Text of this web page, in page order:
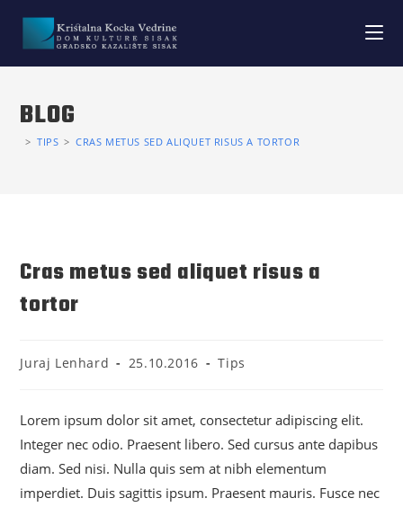
BLOG
> TIPS > CRAS METUS SED ALIQUET RISUS A TORTOR
Cras metus sed aliquet risus a
tortor
Juraj Lenhard 25.10.2016 Tips
Lorem ipsum dolor sit amet, consectetur adipiscing elit.
Integer nec odio. Praesent libero. Sed cursus ante dapibus
diam. Sed nisi. Nulla quis sem at nibh elementum
imperdiet. Duis sagittis ipsum. Praesent mauris. Fusce nec